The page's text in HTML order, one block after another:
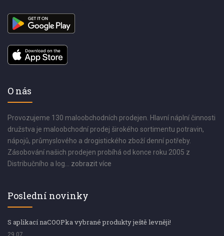
O nás
Provozujeme 130 maloobchodních prodejen. Hlavní náplní činnosti
družstva je maloobchodní prodej širokého sortimentu potravin,
nápojů, průmyslového a drogistického zboží denní potřeby.
Zásobování našich prodejen probíhá od konce roku 2005 z
Distribučního a log... zobrazit více
Poslední novinky
S aplikací naCOOPka vybrané produkty ještě levněji!
29.07